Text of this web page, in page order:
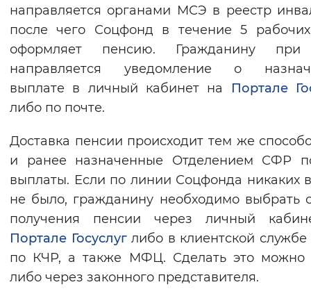
направляется органами МСЭ в реестр
после чего Соцфонд в течение 5
оформляет пенсию. Гражданину при
направляется уведомление о
выплате в личный кабинет на
Портале
либо по почте.
Доставка пенсии происходит тем же
и ранее назначенные Отделением СФР
выплаты. Если по линии Соцфонда никаких
не было, гражданину необходимо выбрать
получения пенсии через личный
Портале Госуслуглибо в клиентской
по КЧР, а также МФЦ. Сделать это можно
либо через законного представителя.